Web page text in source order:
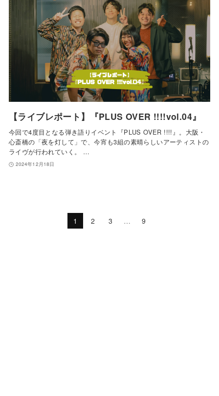
【ライブレポート】『PLUS OVER !!!!vol.04』
今回で4度目となる弾き語りイベント『PLUS OVER !!!!』。大阪・
心斎橋の「夜を灯して」で、今宵も3組の素晴らしいアーティストの
ライヴが行われていく。 …
2024年12月18日
1 2 3 … 9